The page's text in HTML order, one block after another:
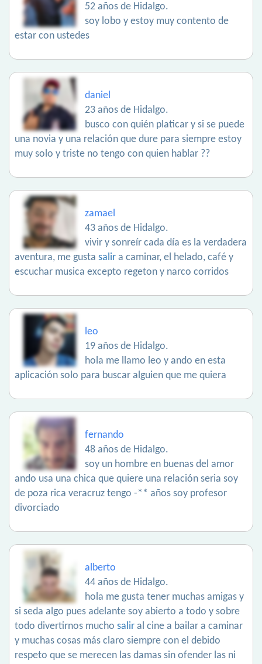
52 años de Hidalgo.
soy lobo y estoy muy contento de
estar con ustedes
daniel
23 años de Hidalgo.
busco con quién platicar y si se puede
una novia y una relación que dure para siempre estoy
muy solo y triste no tengo con quien hablar ??
zamael
43 años de Hidalgo.
vivir y sonreír cada día es la verdadera
aventura, me gusta salir a caminar, el helado, café y
escuchar musica excepto regeton y narco corridos
leo
19 años de Hidalgo.
hola me llamo leo y ando en esta
aplicación solo para buscar alguien que me quiera
fernando
48 años de Hidalgo.
soy un hombre en buenas del amor
ando usa una chica que quiere una relación seria soy
de poza rica veracruz tengo -** años soy profesor
divorciado
alberto
44 años de Hidalgo.
hola me gusta tener muchas amigas y
si seda algo pues adelante soy abierto a todo y sobre
todo divertirnos mucho salir al cine a bailar a caminar
y muchas cosas más claro siempre con el debido
respeto que se merecen las damas sin ofender las ni